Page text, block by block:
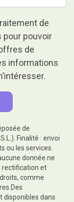
de
pour pouvoir
de
informations
de
Finalité : envoi
ou les services.
donnée ne
rectification et
comme
disponibles dans